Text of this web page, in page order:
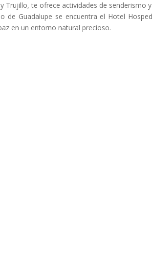
Trujillo, te ofrece actividades de senderismo
de Guadalupe se encuentra el Hotel
en un entorno natural precioso.